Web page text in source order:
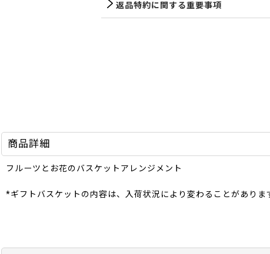
返品特約に関する重要事項
商品詳細
フルーツとお花のバスケットアレンジメント
*ギフトバスケットの内容は、入荷状況により変わることがありま